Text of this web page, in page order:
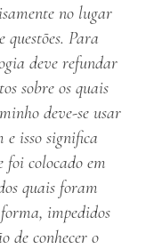
no lugar
questões. Para
deve refundar
sobre os quais
deve-se usar
e isso significa
foi colocado em
quais foram
impedidos
de conhecer o